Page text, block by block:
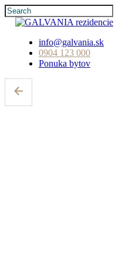
Skip
to
content
Close
info@galvania.sk
0904 123 000
Ponuka bytov